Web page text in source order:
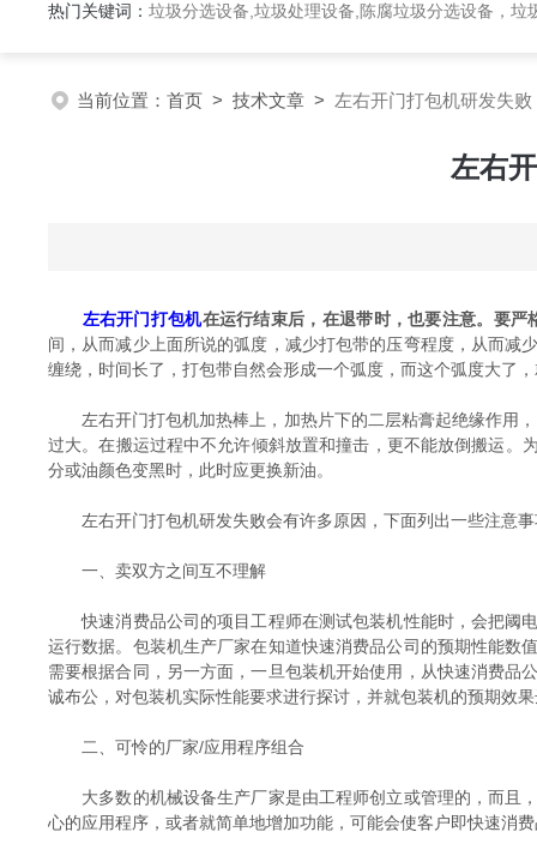
热门关键词： 垃圾分选设备,垃圾处理设备,陈腐垃圾分选设备，垃
当前位置： 首页 > 技术文章 > 左右开门打包机研发失
左右
左右开门打包机在运行结束后，在退带时，也要注意。要
间，从而减少上面所说的弧度，减少打包带的压弯程度，从而
缠绕，时间长了，打包带自然会形成一个弧度，而这个弧度大了
左右开门打包机加热棒上，加热片下的二层粘膏起绝缘作用，
过大。在搬运过程中不允许倾斜放置和撞击，更不能放倒搬运
分或油颜色变黑时，此时应更换新油。
左右开门打包机研发失败会有许多原因，下面列出一些注意事
一、卖双方之间互不理解
快速消费品公司的项目工程师在测试包装机性能时，会把阈电
运行数据。包装机生产厂家在知道快速消费品公司的预期性能数
需要根据合同，另一方面，一旦包装机开始使用，从快速消费
诚布公，对包装机实际性能要求进行探讨，并就包装机的预期效
二、可怜的厂家/应用程序组合
大多数的机械设备生产厂家是由工程师创立或管理的，而且，
心的应用程序，或者就简单地增加功能，可能会使客户即快速消